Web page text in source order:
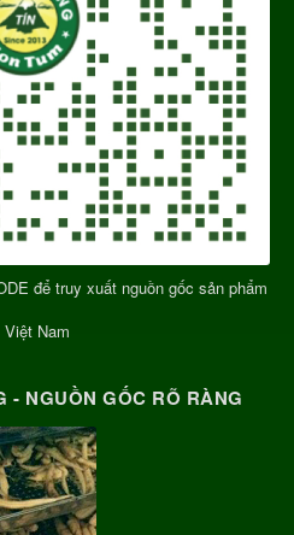
để truy xuất nguồn gốc sản phẩm
Nam
- NGUỒN GỐC RÕ RÀNG